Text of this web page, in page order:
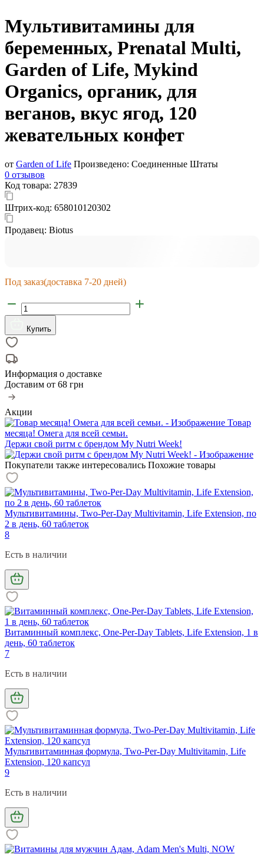
Мультивитамины для
беременных, Prenatal Multi,
Garden of Life, Mykind
Organics, органик, для
веганов, вкус ягод, 120
жевательных конфет
от Garden of Life Произведено: Соединенные Штаты
0 отзывов
Код товара: 27839
Штрих-код: 658010120302
Продавец: Biotus
Под заказ(доставка 7-20 дней)
Купить
Информация о доставке
Доставим от 68 грн
Акции
Товар
месяца! Омега для всей семьи.
Держи свой ритм с брендом My Nutri Week!
Покупатели также интересовались Похожие товары
Мультивитамины, Two-Per-Day Multivitamin, Life Extension, по
2 в день, 60 таблеток
8
Есть в наличии
Витаминный комплекс, One-Per-Day Tablets, Life Extension, 1 в
день, 60 таблеток
7
Есть в наличии
Мультивитаминная формула, Two-Per-Day Multivitamin, Life
Extension, 120 капсул
9
Есть в наличии